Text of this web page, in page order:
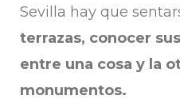
Sevilla hay que
terrazas, conocer
entre una cosa y la
monumentos.